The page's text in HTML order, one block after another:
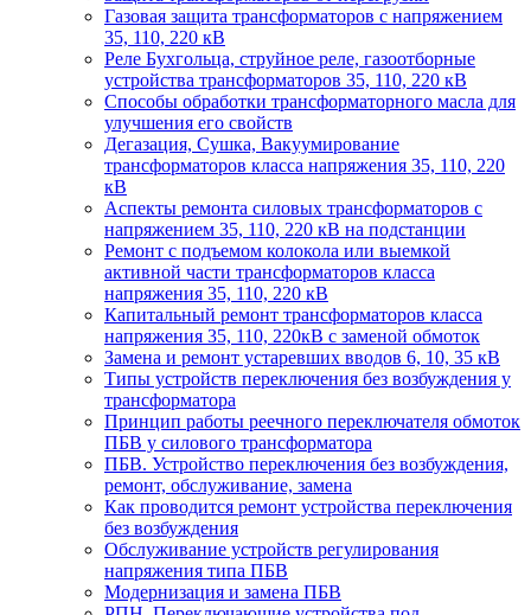
Газовая защита трансформаторов с напряжением
35, 110, 220 кВ
Реле Бухгольца, струйное реле, газоотборные
устройства трансформаторов 35, 110, 220 кВ
Способы обработки трансформаторного масла для
улучшения его свойств
Дегазация, Сушка, Вакуумирование
трансформаторов класса напряжения 35, 110, 220
кВ
Аспекты ремонта силовых трансформаторов с
напряжением 35, 110, 220 кВ на подстанции
Ремонт с подъемом колокола или выемкой
активной части трансформаторов класса
напряжения 35, 110, 220 кВ
Капитальный ремонт трансформаторов класса
напряжения 35, 110, 220кВ с заменой обмоток
Замена и ремонт устаревших вводов 6, 10, 35 кВ
Типы устройств переключения без возбуждения у
трансформатора
Принцип работы реечного переключателя обмоток
ПБВ у силового трансформатора
ПБВ. Устройство переключения без возбуждения,
ремонт, обслуживание, замена
Как проводится ремонт устройства переключения
без возбуждения
Обслуживание устройств регулирования
напряжения типа ПБВ
Модернизация и замена ПБВ